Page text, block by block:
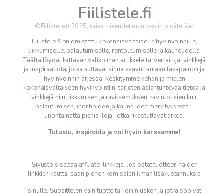
Fiilistele.fi
©Fiilistele.fi 2025, kaikki oikeudet muutoksiin pidätetään
Fiilistele.fi on omistettu kokonaisvaltaiselle hyvinvoinnille,
liikkumiselle, palautumiselle, rentoutumiselle ja kauneudelle.
Täältä löydät kattavan valikoiman artikkeleita, vertailuja, vinkkejä
ja inspiraatiota, jotka auttavat sinua saavuttamaan tasapainon ja
hyvinvoinnin arjessa. Keskitymme kehon ja mielen
kokonaisvaltaiseen hyvinvointiin, tarjoten asiantuntevaa tietoa ja
vinkkejä niin liikkumisen ja ravitsemuksen, ravintolisien kuin
palautumisen, ihonhoidon ja kauneuden merkityksestä –
unohtamatta pieniä iloja, jotka rikastuttavat arkea.
Tutustu, inspiroidu ja voi hyvin kanssamme!
Sivusto sisältää affiliate-linkkejä. Jos ostat tuotteen näiden
linkkien kautta, saan pienen komission ilman lisäkustannuksia
sinulle. Suosittelen vain tuotteita, joihin uskon ja jotka sopivat